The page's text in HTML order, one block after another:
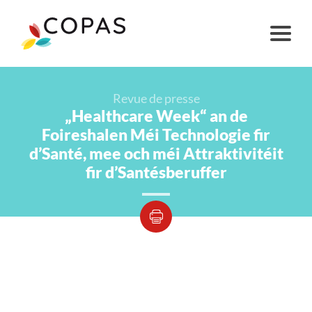
Revue de presse
„Healthcare Week“ an de
Foireshalen Méi Technologie fir
d’Santé, mee och méi Attraktivitéit
fir d’Santésberuffer